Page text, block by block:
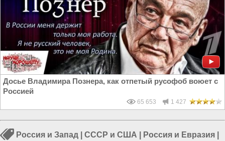
Досье Владимира Познера, как отпетый русофоб воюет с
Россией
65 653 1 427
Россия и Запад СССР и США Россия и Евразия